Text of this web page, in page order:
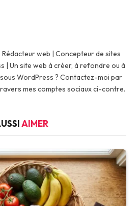
Rédacteur web | Concepteur de sites
| Un site web à créer, à refondre ou à
WordPress ? Contactez-moi par
mes comptes sociaux ci-contre.
AIMER